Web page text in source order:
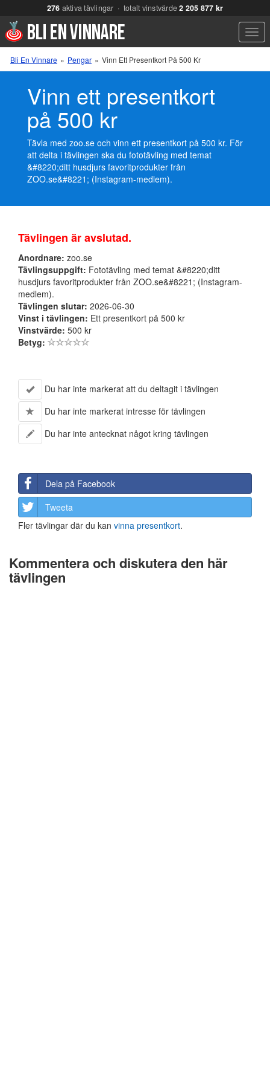
276 aktiva tävlingar · totalt vinstvärde2 205 877 kr
Bli En Vinnare » Pengar » Vinn Ett Presentkort På 500 Kr
Vinn ett presentkort
på 500 kr
Tävla med zoo.se och vinn ett presentkort på 500 kr. För
att delta i tävlingen ska du fototävling med temat
&#8220;ditt husdjurs favoritprodukter från
ZOO.se&#8221; (Instagram-medlem).
Tävlingen är avslutad.
Anordnare: zoo.se
Tävlingsuppgift: Fototävling med temat &#8220;ditt
husdjurs favoritprodukter från ZOO.se&#8221; (Instagram-
medlem).
Tävlingen slutar: 2026-06-30
Vinst i tävlingen: Ett presentkort på 500 kr
Vinstvärde: 500 kr
Betyg:
Du har inte markerat att du deltagit i tävlingen
Du har inte markerat intresse för tävlingen
Du har inte antecknat något kring tävlingen
Dela på Facebook
Tweeta
Fler tävlingar där du kan vinna presentkort.
Kommentera och diskutera den här
tävlingen